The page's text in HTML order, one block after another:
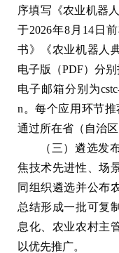
序填写《农业机器
于2026年8月14日
书》《农业机器人
电子版（PDF）分
电子邮箱分别为
n。每个应用环节
通过所在省（自治区
（三）遴选发
焦技术先进性、场
同组织遴选并公布
总结形成一批可复
息化、农业农村主
以优先推广。